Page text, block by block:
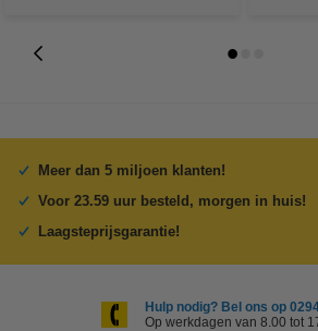
Meer dan 5 miljoen klanten!
Voor 23.59 uur besteld, morgen in huis!
Laagsteprijsgarantie!
Hulp nodig? Bel ons op
Op werkdagen van 8.00 tot